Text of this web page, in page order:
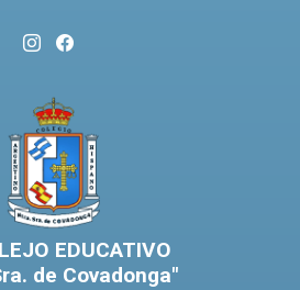
EDUCATIVO
de Covadonga"